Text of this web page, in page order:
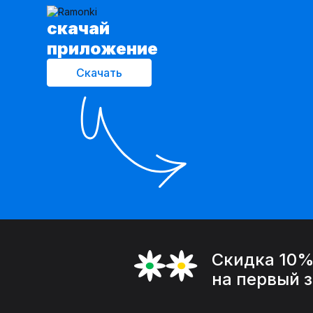
cкачай
приложение
Скачать
Скидка 10%
на первый